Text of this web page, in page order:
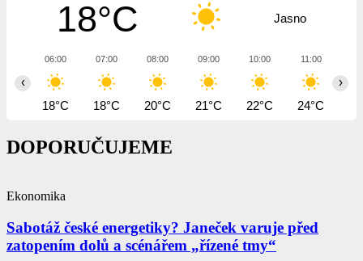
18°C Jasno
06:00
18°C
07:00
18°C
08:00
20°C
09:00
21°C
10:00
22°C
11:00
24°C
‹ ›
DOPORUČUJEME
Ekonomika
Sabotáž české energetiky? Janeček varuje před
zatopením dolů a scénářem „řízené tmy“